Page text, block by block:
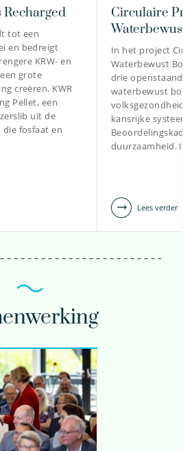
profiel
Recharged
tot een
en bedreigt
KRW- en
grote
creëren. KWR
Pellet, een
uit de
fosfaat en
Circulaire
In het project
Waterbewust
drie
waterbewust
kansrijke
duurzaamheid.
Lees verder